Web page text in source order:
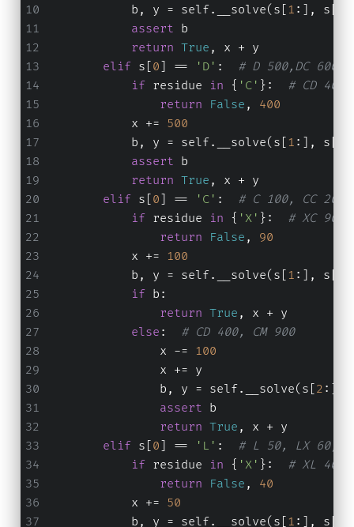
0
1
            b, y = self.__solve(s[
1 :], s[
assert b
return True , x + y
elif s[0] == 'D' :
# D 500,DC
if residue in { 'C' }:
# CD 400
return
False , 400
            x +=
500
            b, y = self.__solve(s[
1 :], s[
assert b
return True , x + y
elif s[0] == 'C' :
# C 100, CC 200,
if residue in { 'X' }:
# XC 90
return
False , 90
            x +=
100
            b, y = self.__solve(s[
1 :], s[
if b:
return True , x + y
else :
# CD 400, CM 900
                x -=
100
                x += y
                b, y = self.__solve(s[
2 :],
assert b
return True , x + y
elif s[0] == 'L' :
# L 50, LX 60,
if residue in { 'X' }:
# XL 40
return
False , 40
            x +=
50
            b, y = self.__solve(s[
1 :], s[